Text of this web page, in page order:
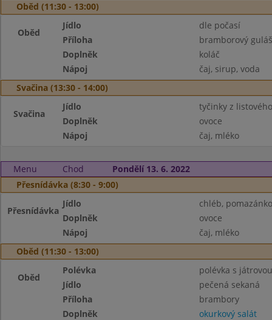
Oběd (11:30 - 13:00)
Oběd
Jídlo
dle počasí
Příloha
bramborový guláš
Doplněk
koláč
Nápoj
čaj, sirup, voda
Svačina (13:30 - 14:00)
Svačina
Jídlo
tyčinky z
Doplněk
ovoce
Nápoj
čaj, mléko
Menu Chod
Pondělí 13. 6. 2022
Přesnídávka (8:30 - 9:00)
Přesnídávka
Jídlo
chléb,
Doplněk
ovoce
Nápoj
čaj, mléko
Oběd (11:30 - 13:00)
Oběd
Polévka
polévka s
Jídlo
pečená sekaná
Příloha
brambory
Doplněk
okurkový salát